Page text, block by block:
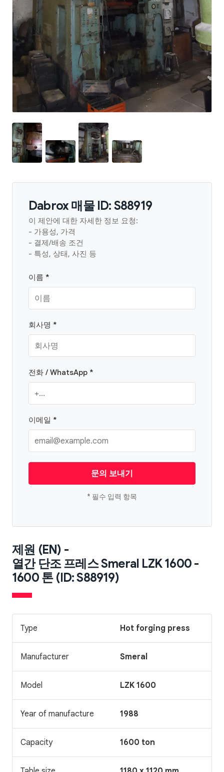
Dabrox 매물 ID: S88919
이 제안에 대한 자세한 정보 요청:
- 가용성, 가격
- 결제/배송 조건
- 특성, 상태, 사진 등
이름 *
회사명 *
전화 / WhatsApp *
이메일 *
문의 보내기
* 필수 입력 항목
제원 (EN) -
열간 단조 프레스 Smeral LZK 1600 -
1600 톤 (ID: S88919)
Type Hot forging press
Manufacturer Smeral
Model LZK 1600
Year of manufacture 1988
Capacity 1600 ton